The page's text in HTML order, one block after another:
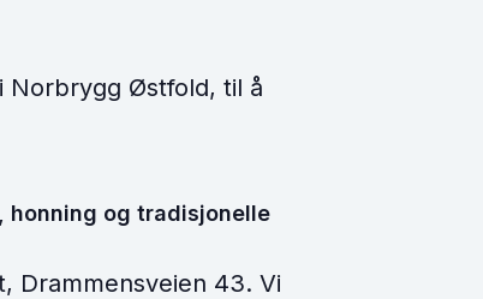
Norbrygg Østfold, til å
honning og tradisjonelle
Drammensveien 43. Vi